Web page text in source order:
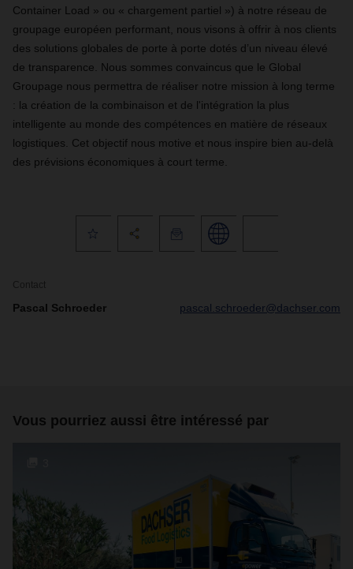
Container Load » ou « chargement partiel ») à notre réseau de
groupage européen performant, nous visons à offrir à nos clients
des solutions globales de porte à porte dotés d’un niveau élevé
de transparence. Nous sommes convaincus que le Global
Groupage nous permettra de réaliser notre mission à long terme
: la création de la combinaison et de l'intégration la plus
intelligente au monde des compétences en matière de réseaux
logistiques. Cet objectif nous motive et nous inspire bien au-delà
des prévisions économiques à court terme.
Contact
Pascal Schroeder pascal.schroeder@dachser.com
Vous pourriez aussi être intéressé par